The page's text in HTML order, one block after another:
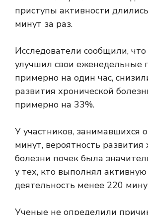
приступы активности
минут за раз.
Исследователи сообщили, что
улучшил свои еженедельные
примерно на один час,
развития хронической
примерно на 33%.
У участников, занимавшихся
минут, вероятность развития
болезни почек была
у тех, кто выполнял активную
деятельность менее 220
Ученые не определили